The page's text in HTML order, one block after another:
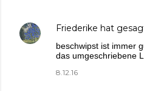
Friederike hat
beschwipst ist immer
das umgeschriebene
8.12.16